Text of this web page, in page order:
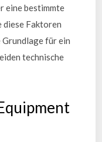
eine bestimmte
diese Faktoren
für ein
technische